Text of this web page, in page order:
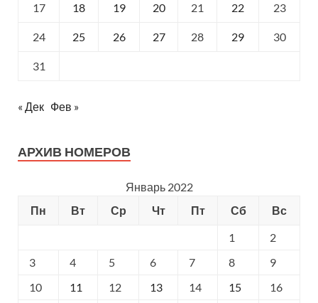
17 18 19 20 21 22 23
24 25 26 27 28 29 30
31
« Дек Фев »
АРХИВ НОМЕРОВ
Январь 2022
Пн
Вт Ср Чт Пт Сб
Вс
1
2
3
4 5 6 7 8
9
10
11 12 13 14 15
16